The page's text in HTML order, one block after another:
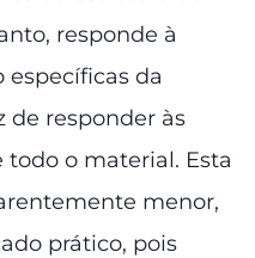
responde à
da
de responder às
o material. Esta
menor,
prático, pois